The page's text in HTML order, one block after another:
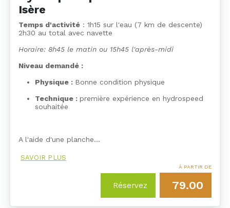
Isère
Temps d'activité : 1h15 sur l'eau (7 km de descente)
2h30 au total avec navette
Horaire: 8h45 le matin ou 15h45 l'après-midi
Niveau demandé :
Physique : Bonne condition physique
Technique : première expérience en hydrospeed
souhaitée
A l'aide d'une planche…
SAVOIR PLUS
Réservez
À PARTIR DE
79.00